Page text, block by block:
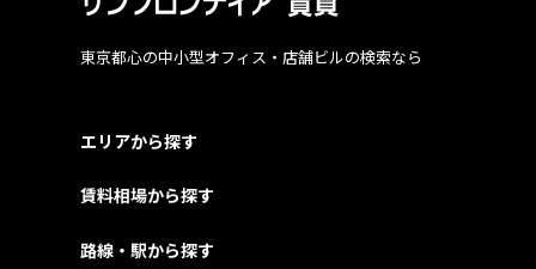
東京都心の中小型オフィス・店舗ビルの検索なら
エリアから探す
賃料相場から探す
路線・駅から探す